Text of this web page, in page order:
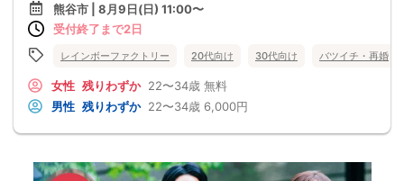
熊谷市 | 8月9日(日) 11:00〜
受付終了まで2日
レインボーファクトリー 20代向け 30代向け バツイチ・再婚
女性 残りわずか 22〜34歳 無料
男性 残りわずか 22〜34歳 6,000円